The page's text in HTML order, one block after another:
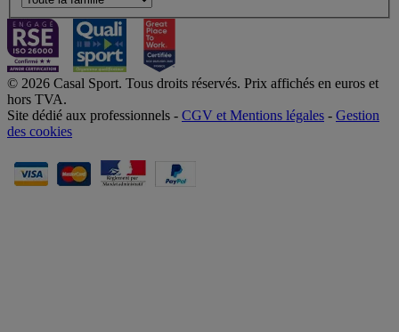
© 2026 Casal Sport. Tous droits réservés. Prix affichés en euros et
hors TVA.
Site dédié aux professionnels - CGV et Mentions légales - Gestion
des cookies